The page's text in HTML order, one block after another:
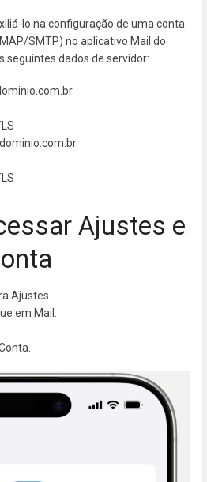
lo na configuração de uma conta
SMTP) no aplicativo Mail do
seguintes dados de servidor:
Ajustes e
Ajustes.
em Mail.